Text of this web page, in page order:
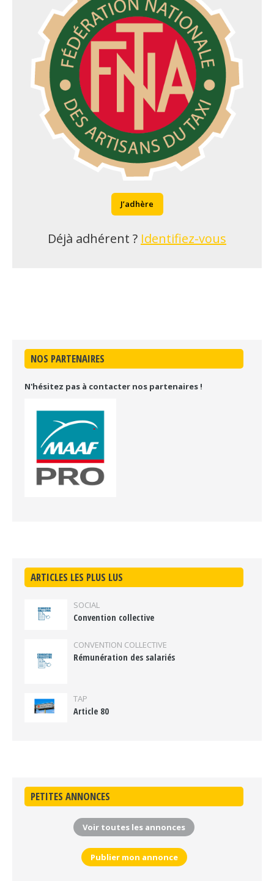
J’adhère
Déjà adhérent ? Identifiez-vous
NOS PARTENAIRES
N'hésitez pas à contacter nos partenaires !
ARTICLES LES PLUS LUS
SOCIAL
Convention collective
CONVENTION COLLECTIVE
Rémunération des salariés
TAP
Article 80
PETITES ANNONCES
Voir toutes les annonces
Publier mon annonce